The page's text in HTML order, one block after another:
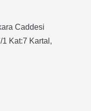
Caddesi
Kat:7 Kartal,